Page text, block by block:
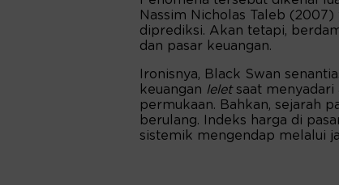
Nassim Nicholas Taleb
diprediksi. Akan tetapi,
dan pasar keuangan.
Ironisnya, Black Swan
keuangan leletsaat menyadari
permukaan. Bahkan, sejarah
berulang. Indeks harga di
sistemik mengendap melalui